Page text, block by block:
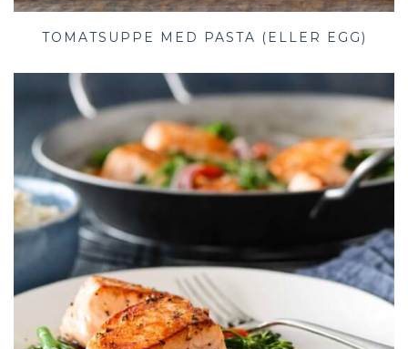
TOMATSUPPE MED PASTA (ELLER EGG)